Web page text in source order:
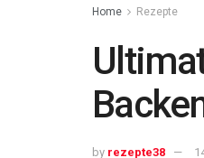
Home Rezepte
by rezepte38